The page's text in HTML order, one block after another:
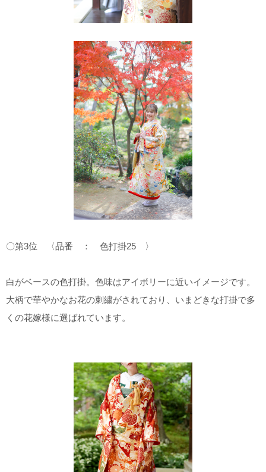
〇第3位 〈品番 ： 色打掛25 〉
白がベースの色打掛。色味はアイボリーに近いイメージです。
大柄で華やかなお花の刺繍がされており、いまどきな打掛で多
くの花嫁様に選ばれています。